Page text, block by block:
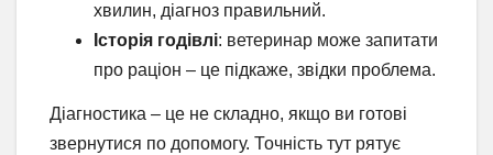
хвилин, діагноз правильний.
Історія годівлі: ветеринар може запитати
про раціон – це підкаже, звідки проблема.
Діагностика – це не складно, якщо ви готові
звернутися по допомогу. Точність тут рятує